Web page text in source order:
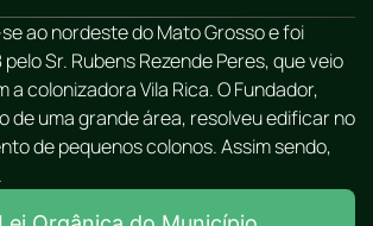
ao nordeste do Mato Grosso e foi
Sr. Rubens Rezende Peres, que veio
a colonizadora Vila Rica. O Fundador,
de uma grande área, resolveu edificar no
de pequenos colonos. Assim sendo,